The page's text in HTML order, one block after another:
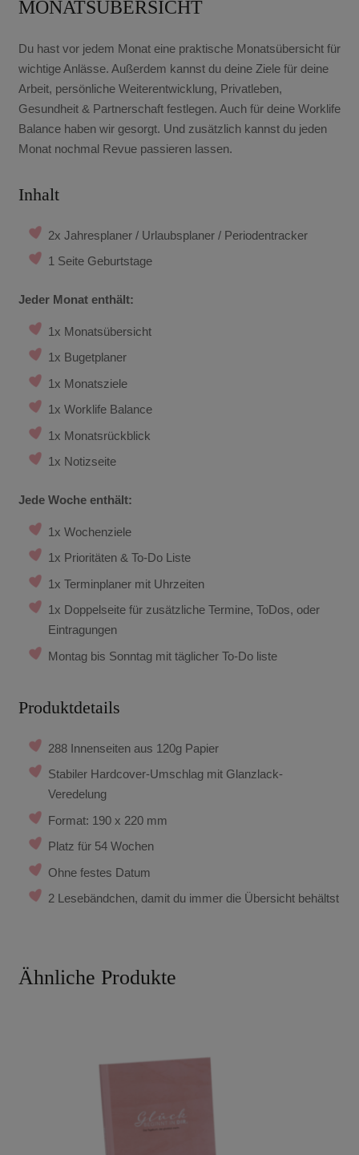
MONATSÜBERSICHT
Du hast vor jedem Monat eine praktische Monatsübersicht für
wichtige Anlässe. Außerdem kannst du deine Ziele für deine
Arbeit, persönliche Weiterentwicklung, Privatleben,
Gesundheit & Partnerschaft festlegen. Auch für deine Worklife
Balance haben wir gesorgt. Und zusätzlich kannst du jeden
Monat nochmal Revue passieren lassen.
Inhalt
2x Jahresplaner / Urlaubsplaner / Periodentracker
1 Seite Geburtstage
Jeder Monat enthält:
1x Monatsübersicht
1x Bugetplaner
1x Monatsziele
1x Worklife Balance
1x Monatsrückblick
1x Notizseite
Jede Woche enthält:
1x Wochenziele
1x Prioritäten & To-Do Liste
1x Terminplaner mit Uhrzeiten
1x Doppelseite für zusätzliche Termine, ToDos, oder
Eintragungen
Montag bis Sonntag mit täglicher To-Do liste
Produktdetails
288 Innenseiten aus 120g Papier
Stabiler Hardcover-Umschlag mit Glanzlack-
Veredelung
Format: 190 x 220 mm
Platz für 54 Wochen
Ohne festes Datum
2 Lesebändchen, damit du immer die Übersicht behältst
Ähnliche Produkte